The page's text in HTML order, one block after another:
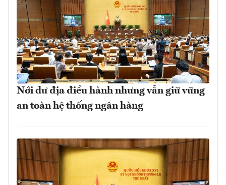
Nới dư địa điều hành nhưng vẫn giữ vững
an toàn hệ thống ngân hàng